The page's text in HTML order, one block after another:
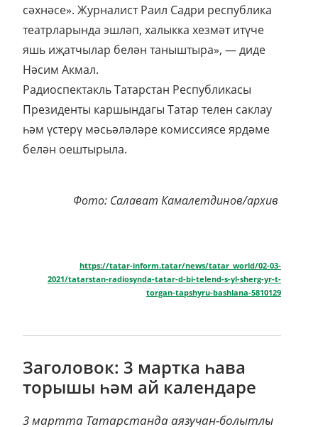
сәхнәсе». Журналист Раил Садри республика
театрларында эшләп, халыкка хезмәт итүче
яшь иҗатчылар белән таныштыра», — диде
Нәсим Акмал.
Радиоспектакль Татарстан Республикасы
Президенты каршындагы Татар телен саклау
һәм үстерү мәсьәләләре комиссиясе ярдәме
белән оештырыла.
Фото: Салават Камалетдинов/архив
https://tatar-inform.tatar/news/tatar_world/02-03-
2021/tatarstan-radiosynda-tatar-d-bi-telend-s-yl-sherg-yr-t-
torgan-tapshyru-bashlana-5810129
Заголовок: 3 мартка һава
торышы һәм ай календаре
3 мартта Татарстанда аязучан-болытлы